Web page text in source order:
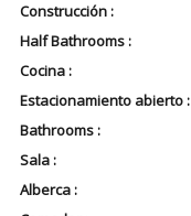
Construcción :
Half Bathrooms :
Cocina :
Estacionamiento abierto :
Bathrooms :
Sala :
Alberca :